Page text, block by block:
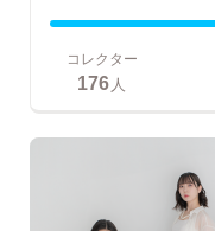
コレクター
176人